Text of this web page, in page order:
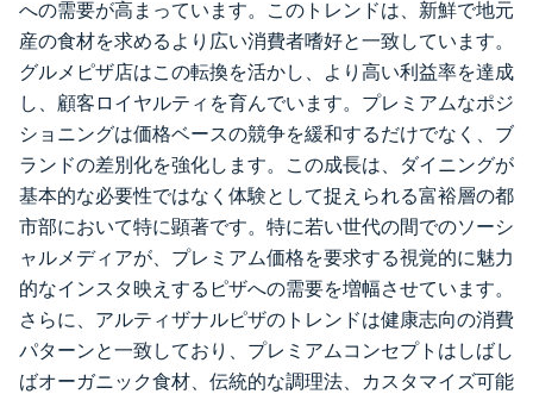
への需要が高まっています。このトレンドは、新鮮で地元
産の食材を求めるより広い消費者嗜好と一致しています。
グルメピザ店はこの転換を活かし、より高い利益率を達成
し、顧客ロイヤルティを育んでいます。プレミアムなポジ
ショニングは価格ベースの競争を緩和するだけでなく、ブ
ランドの差別化を強化します。この成長は、ダイニングが
基本的な必要性ではなく体験として捉えられる富裕層の都
市部において特に顕著です。特に若い世代の間でのソーシ
ャルメディアが、プレミアム価格を要求する視覚的に魅力
的なインスタ映えするピザへの需要を増幅させています。
さらに、アルティザナルピザのトレンドは健康志向の消費
パターンと一致しており、プレミアムコンセプトはしばし
ばオーガニック食材、伝統的な調理法、カスタマイズ可能